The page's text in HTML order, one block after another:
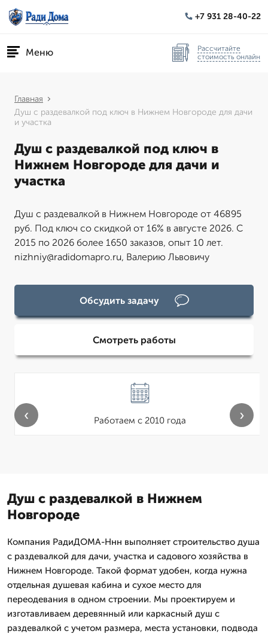
+7 931 28-40-22
Меню
Рассчитайте
стоимость онлайн
Главная
Душ с раздевалкой под ключ в Нижнем Новгороде для дачи
и участка
Душ с раздевалкой под ключ в
Нижнем Новгороде для дачи и
участка
Душ с раздевалкой в Нижнем Новгороде от 46895
руб. Под ключ со скидкой от 16% в августе 2026. С
2015 по 2026 более 1650 заказов, опыт 10 лет.
nizhniy@radidomapro.ru, Валерию Львовичу
Обсудить задачу
Смотреть работы
Работаем с 2010 года
‹ ›
Душ с раздевалкой в Нижнем
Новгороде
Компания РадиДОМА-Ннн выполняет строительство душа
с раздевалкой для дачи, участка и садового хозяйства в
Нижнем Новгороде. Такой формат удобен, когда нужна
отдельная душевая кабина и сухое место для
переодевания в одном строении. Мы проектируем и
изготавливаем деревянный или каркасный душ с
раздевалкой с учетом размера, места установки, подвода